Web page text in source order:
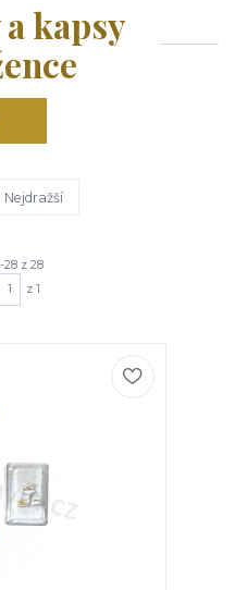
kapsy
Nejdražší
28 z 28
z 1